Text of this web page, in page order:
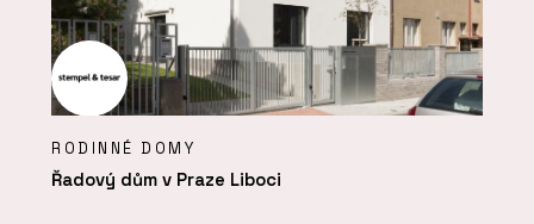
RODINNÉ DOMY
Řadový dům v Praze Liboci